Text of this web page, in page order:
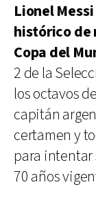
Lionel
histórico de
Copa del
2 de la
los octavos
capitán
certamen y
para intentar
70 años